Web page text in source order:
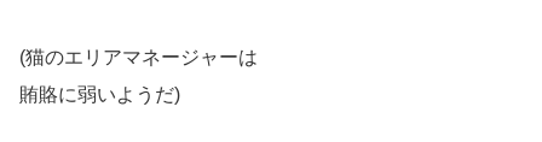
(猫のエリアマネージャーは
賄賂に弱いようだ)